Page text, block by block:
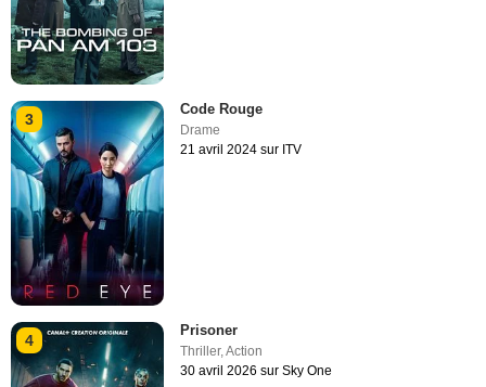
3
Code Rouge
Drame
21 avril 2024 sur ITV
4
Prisoner
Thriller,Action
30 avril 2026 sur Sky One